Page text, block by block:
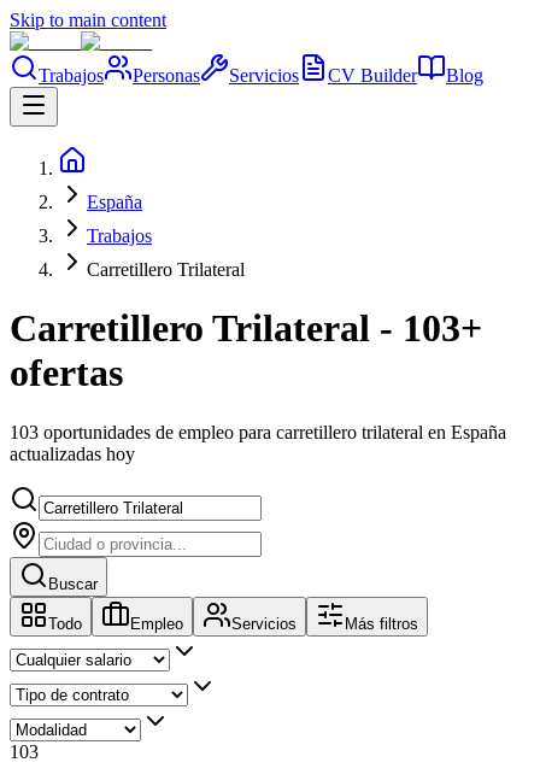
Skip to main content
Trabajos Personas Servicios CV Builder Blog
España
Trabajos
Carretillero Trilateral
Carretillero Trilateral - 103+
ofertas
103 oportunidades de empleo para carretillero trilateral en España
actualizadas hoy
Buscar
Todo Empleo Servicios Más filtros
103